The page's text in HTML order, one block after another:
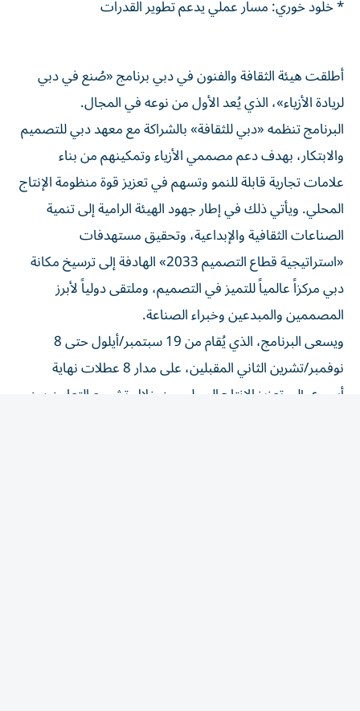
لريادة الأزياء»، الذي يُعد الأول من نوعه في المجال.
البرنامج تنظمه «دبي للثقافة» بالشراكة مع معهد دبي للتصميم
والابتكار، بهدف دعم مصممي الأزياء وتمكينهم من بناء
علامات تجارية قابلة للنمو وتسهم في تعزيز قوة منظومة الإنتاج
المحلي. ويأتي ذلك في إطار جهود الهيئة الرامية إلى تنمية
الصناعات الثقافية والإبداعية، وتحقيق مستهدفات
«استراتيجية قطاع التصميم 2033» الهادفة إلى ترسيخ مكانة
دبي مركزاً عالمياً للتميز في التصميم، وملتقى دولياً لأبرز
المصممين والمبدعين وخبراء الصناعة.
نوفمبر/تشرين الثاني المقبلين، على مدار 8 عطلات نهاية
أسبوع، إلى تعزيز الإنتاج المحلي من خلال تشجيع التعاون بين
مصممي الأزياء مع المشاغل والمصنعين المحليين، بما يسهم